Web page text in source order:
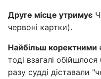
Друге місце утримує
червоні картки).
Найбільш коректними
тоді взагалі
разу судді діставали